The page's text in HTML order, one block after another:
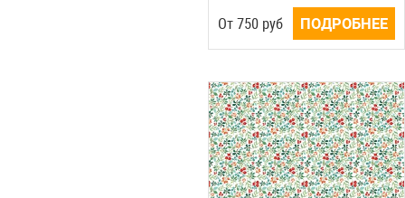
Oт750руб ПОДРОБНЕЕ